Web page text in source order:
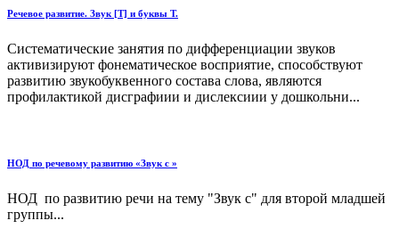
Речевое развитие. Звук [Т] и буквы Т.
Систематические занятия по дифференциации звуков
активизируют фонематическое восприятие, способствуют
развитию звукобуквенного состава слова, являются
профилактикой дисграфиии и дислексиии у дошкольни...
НОД по речевому развитию «Звук с »
НОД по развитию речи на тему "Звук с" для второй младшей
группы...